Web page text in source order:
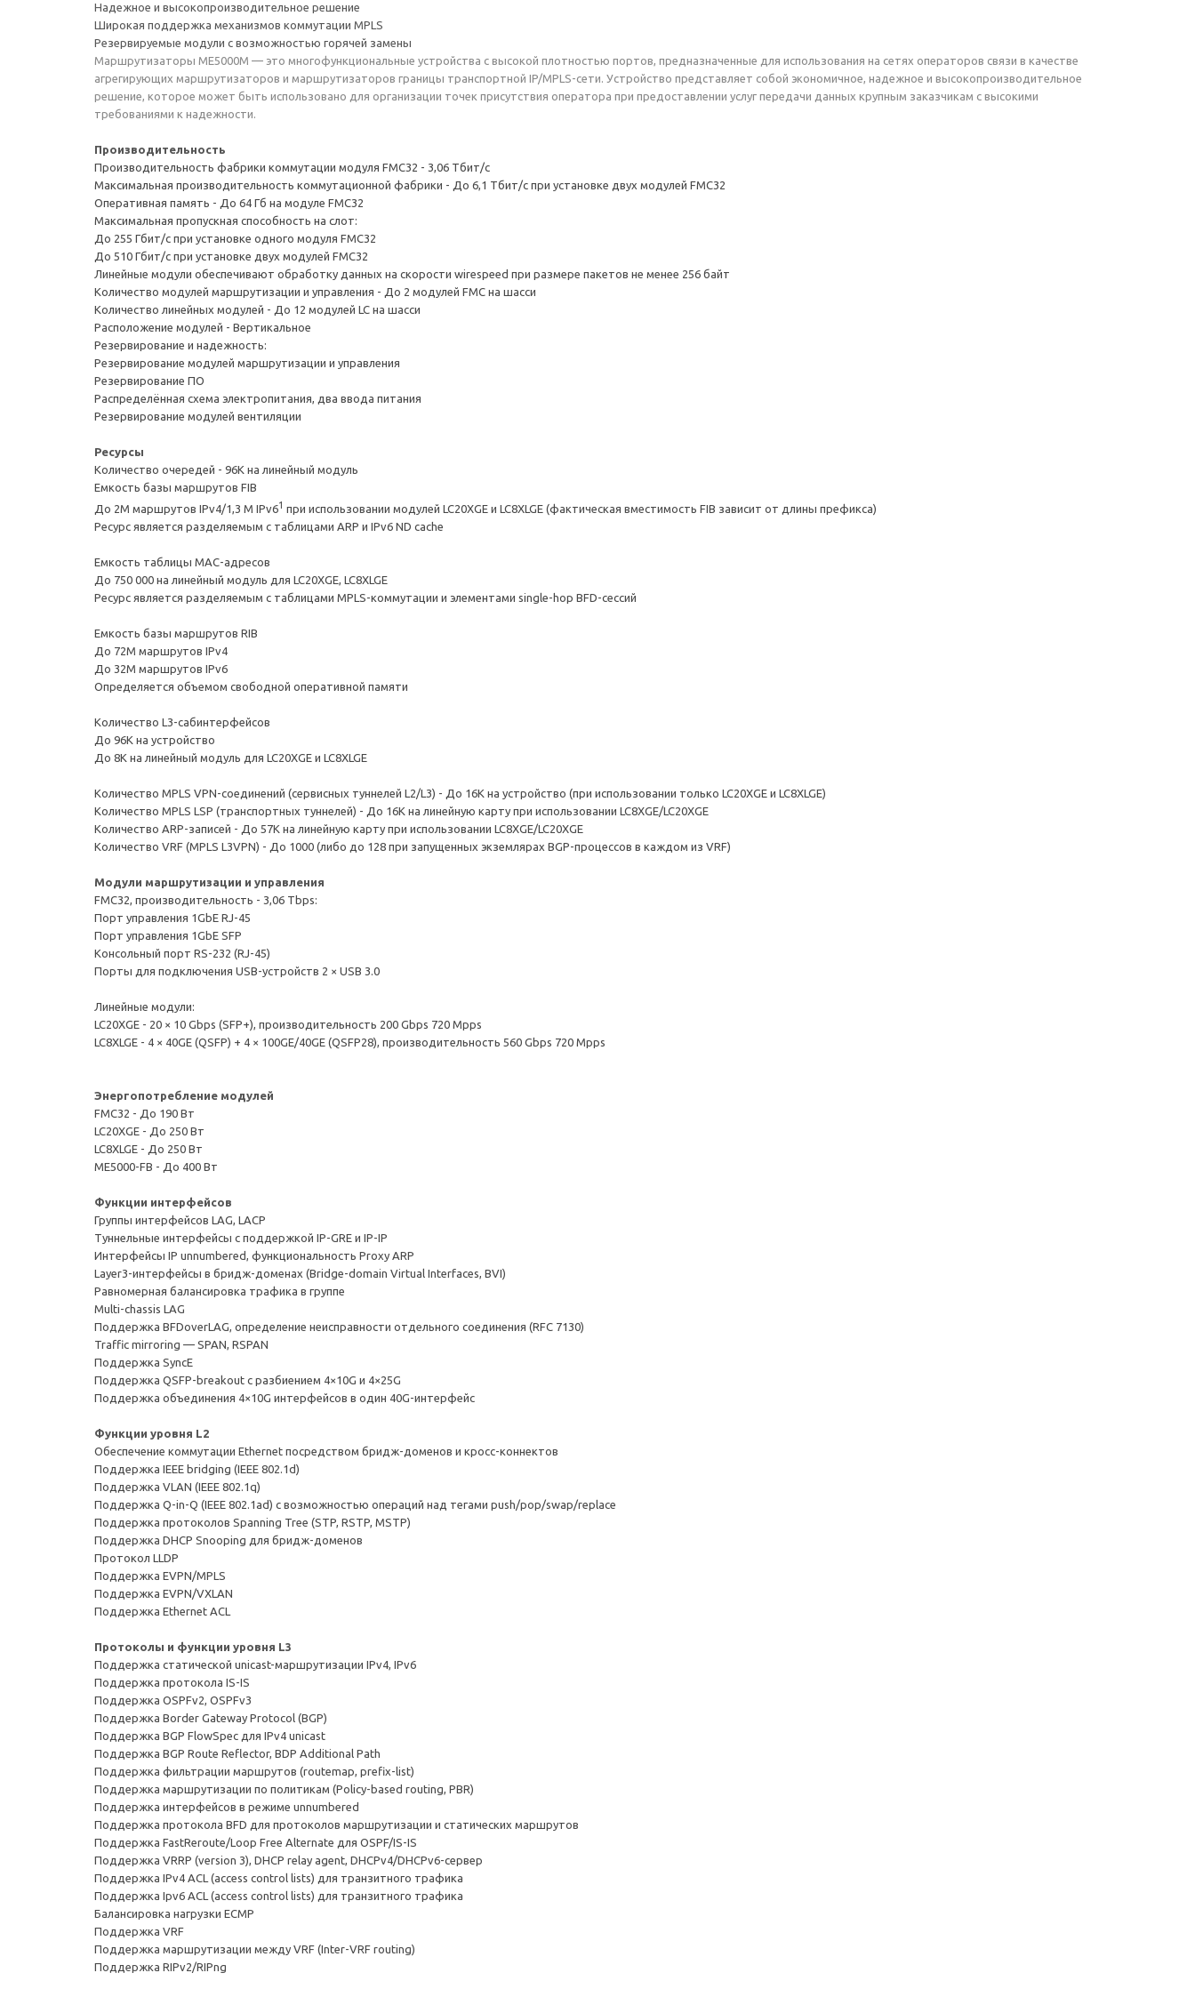
Надежное и высокопроизводительное решение
Широкая поддержка механизмов коммутации MPLS
Резервируемые модули с возможностью горячей замены
Маршрутизаторы MЕ5000M — это многофункциональные уcтройства с высокой плотностью портов, предназначенные для использования на сетях операторов связи в качестве
агрегирующих маршрутизаторов и маршрутизаторов границы транспортной IP/MPLS-сети. Устройство представляет собой экономичное, надежное и высокопроизводительное
решение, которое может быть использовано для организации точек присутствия оператора при предоставлении услуг передачи данных крупным заказчикам с высокими
требованиями к надежности.
Производительность
Производительность фабрики коммутации модуля FMC32 - 3,06 Тбит/с
Максимальная производительность коммутационной фабрики - До 6,1 Тбит/с при установке двух модулей FMC32
Оперативная память - До 64 Гб на модуле FMC32
Максимальная пропускная способность на слот:
До 255 Гбит/с при установке одного модуля FMC32
До 510 Гбит/с при установке двух модулей FMC32
Линейные модули обеспечивают обработку данных на скорости wirespeed при размере пакетов не менее 256 байт
Количество модулей маршрутизации и управления - До 2 модулей FMC на шасси
Количество линейных модулей - До 12 модулей LC на шасси
Расположение модулей - Вертикальное
Резервирование и надежность:
Резервирование модулей маршрутизации и управления
Резервирование ПО
Распределённая схема электропитания, два ввода питания
Резервирование модулей вентиляции
Ресурсы
Количество очередей - 96K на линейный модуль
Емкость базы маршрутов FIB
До 2M маршрутов IPv4/1,3 M IPv61 при использовании модулей LC20XGE и LC8XLGE (фактическая вместимость FIB зависит от длины префикса)
Ресурс является разделяемым с таблицами ARP и IPv6 ND cache
Емкость таблицы MAC-адресов
До 750 000 на линейный модуль для LC20XGE, LC8XLGE
Ресурс является разделяемым с таблицами MPLS-коммутации и элементами single-hop BFD-сессий
Емкость базы маршрутов RIB
До 72M маршрутов IPv4
До 32M маршрутов IPv6
Определяется объемом свободной оперативной памяти
Количество L3-сабинтерфейсов
До 96K на устройство
До 8К на линейный модуль для LC20XGE и LC8XLGE
Количество MPLS VPN-соединений (сервисных туннелей L2/L3) - До 16K на устройство (при использовании только LC20XGE и LC8XLGE)
Количество MPLS LSP (транспортных туннелей) - До 16K на линейную карту при использовании LC8XGE/LC20XGE
Количество ARP-записей - До 57K на линейную карту при использовании LC8XGE/LC20XGE
Количество VRF (MPLS L3VPN) - До 1000 (либо до 128 при запущенных экземлярах BGP-процессов в каждом из VRF)
Модули маршрутизации и управления
FMC32, производительность - 3,06 Tbps:
Порт управления 1GbE RJ-45
Порт управления 1GbE SFP
Консольный порт RS-232 (RJ-45)
Порты для подключения USB-устройств 2 × USB 3.0
Линейные модули:
LC20XGE - 20 × 10 Gbps (SFP+), производительность 200 Gbps 720 Mpps
LC8XLGE - 4 × 40GE (QSFP) + 4 × 100GE/40GE (QSFP28), производительность 560 Gbps 720 Mpps
Энергопотребление модулей
FMC32 - До 190 Вт
LC20XGE - До 250 Вт
LC8XLGE - До 250 Вт
ME5000-FB - До 400 Вт
Функции интерфейсов
Группы интерфейсов LAG, LACP
Туннельные интерфейсы с поддержкой IP-GRE и IP-IP
Интерфейсы IP unnumbered, функциональность Proxy ARP
Layer3-интерфейсы в бридж-доменах (Bridge-domain Virtual Interfaces, BVI)
Равномерная балансировка трафика в группе
Multi-chassis LAG
Поддержка BFDoverLAG, определение неисправности отдельного соединения (RFC 7130)
Traffic mirroring — SPAN, RSPAN
Поддержка SyncE
Поддержка QSFP-breakout с разбиением 4×10G и 4×25G
Поддержка объединения 4×10G интерфейсов в один 40G-интерфейс
Функции уровня L2
Обеспечение коммутации Ethernet посредством бридж-доменов и кросс-коннектов
Поддержка IEEE bridging (IEEE 802.1d)
Поддержка VLAN (IEEE 802.1q)
Поддержка Q-in-Q (IEEE 802.1ad) с возможностью операций над тегами push/pop/swap/replace
Поддержка протоколов Spanning Tree (STP, RSTP, MSTP)
Поддержка DHCP Snooping для бридж-доменов
Протокол LLDP
Поддержка EVPN/MPLS
Поддержка EVPN/VXLAN
Поддержка Ethernet ACL
Протоколы и функции уровня L3
Поддержка статической unicast-маршрутизации IPv4, IPv6
Поддержка протокола IS-IS
Поддержка OSPFv2, OSPFv3
Поддержка Border Gateway Protocol (BGP)
Поддержка BGP FlowSpec для IPv4 unicast
Поддержка BGP Route Reflector, BDP Additional Path
Поддержка фильтрации маршрутов (routemap, prefix-list)
Поддержка маршрутизации по политикам (Policy-based routing, PBR)
Поддержка интерфейсов в режиме unnumbered
Поддержка протокола BFD для протоколов маршрутизации и статических маршрутов
Поддержка FastReroute/Loop Free Alternate для OSPF/IS-IS
Поддержка VRRP (version 3), DHCP relay agent, DHCPv4/DHCPv6-сервер
Поддержка IPv4 ACL (access control lists) для транзитного трафика
Поддержка Ipv6 ACL (access control lists) для транзитного трафика
Балансировка нагрузки ECMP
Поддержка VRF
Поддержка маршрутизации между VRF (Inter-VRF routing)
Поддержка RIPv2/RIPng